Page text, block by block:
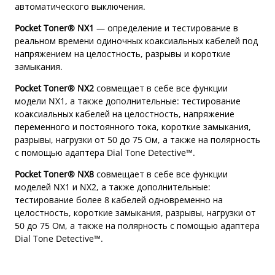
автоматического выключения.
Pocket Toner® NX1 — определение и тестирование в
реальном времени одиночных коаксиальных кабелей под
напряжением на целостность, разрывы и короткие
замыкания.
Pocket Toner® NX2 совмещает в себе все функции
модели NX1, а также дополнительные: тестирование
коаксиальных кабелей на целостность, напряжение
переменного и постоянного тока, короткие замыкания,
разрывы, нагрузки от 50 до 75 Ом, а также на полярность
с помощью адаптера Dial Tone Detective™.
Pocket Toner® NX8 совмещает в себе все функции
моделей NX1 и NX2, а также дополнительные:
тестирование более 8 кабелей одновременно на
целостность, короткие замыкания, разрывы, нагрузки от
50 до 75 Ом, а также на полярность с помощью адаптера
Dial Tone Detective™.